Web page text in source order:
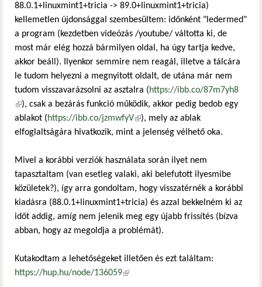
88.0.1+linuxmint1+tricia -> 89.0+linuxmint1+tricia)
kellemetlen újdonsággal szembesültem: időnként "ledermed"
a program (kezdetben videózás /youtube/ váltotta ki, de
most már elég hozzá bármilyen oldal, ha úgy tartja kedve,
akkor beáll). Ilyenkor semmire nem reagál, illetve a tálcára
le tudom helyezni a megnyitott oldalt, de utána már nem
tudom visszavarázsolni az asztalra (https://ibb.co/87m7yh8
(külső hivatkozás)
), csak a bezárás funkció működik, akkor pedig bedob egy
ablakot (https://ibb.co/jzmwfyV(külső hivatkozás)
), mely az ablak
elfoglaltságára hivatkozik, mint a jelenség vélhető oka.
Mivel a korábbi verziók használata során ilyet nem
tapasztaltam (van esetleg valaki, aki belefutott ilyesmibe
közületek?), így arra gondoltam, hogy visszatérnék a korábbi
kiadásra (88.0.1+linuxmint1+tricia) és azzal bekkelném ki az
időt addig, amíg nem jelenik meg egy újabb frissítés (bízva
abban, hogy az megoldja a problémát).
Kutakodtam a lehetőségeket illetően és ezt találtam:
https://hup.hu/node/136059(külső hivatkozás)